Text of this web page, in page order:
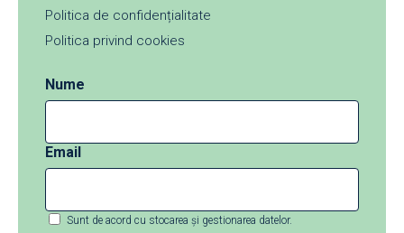
Politica de confidențialitate
Politica privind cookies
Nume
Email
Sunt de acord cu stocarea și gestionarea datelor.